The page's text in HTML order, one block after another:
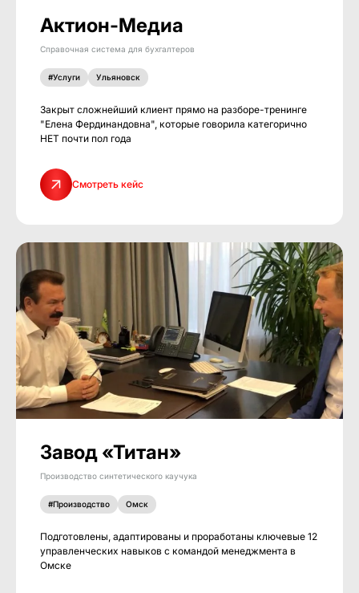
Актион-Медиа
Справочная система для бухгалтеров
#Услуги Ульяновск
Закрыт сложнейший клиент прямо на разборе-тренинге
"Елена Фердинандовна", которые говорила категорично
НЕТ почти пол года
Смотреть кейс
Завод «Титан»
Производство синтетического каучука
#Производство Омск
Подготовлены, адаптированы и проработаны ключевые 12
управленческих навыков с командой менеджмента в
Омске